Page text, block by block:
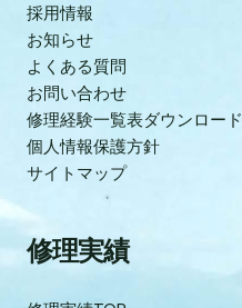
採用情報
お知らせ
よくある質問
お問い合わせ
修理経験一覧表ダウンロード
個人情報保護方針
サイトマップ
修理実績